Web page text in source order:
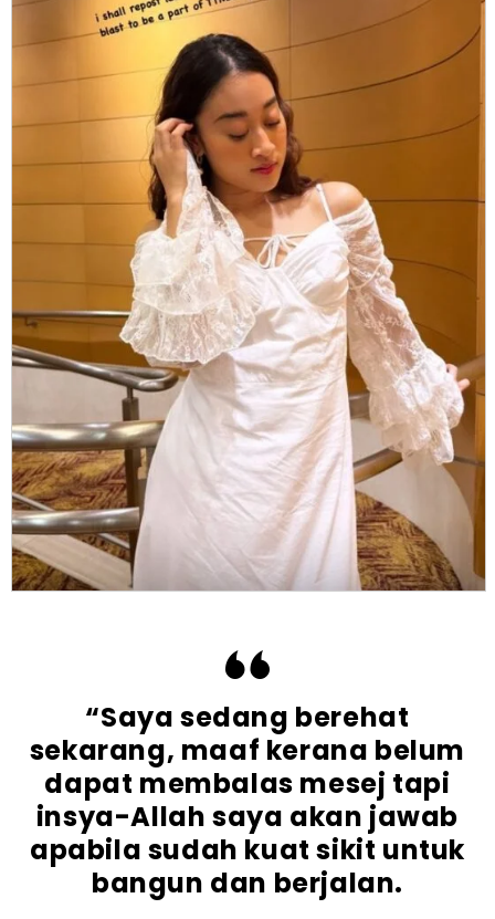
“Saya sedang berehat
sekarang, maaf kerana belum
dapat membalas mesej tapi
insya-Allah saya akan jawab
apabila sudah kuat sikit untuk
bangun dan berjalan.